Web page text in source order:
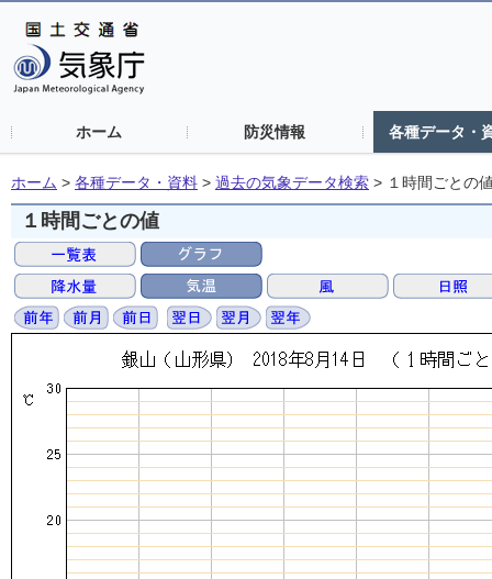
ホーム 防災情報 各種データ・
ホーム > 各種データ・資料 > 過去の気象データ検索 > １時間ごとの
１時間ごとの値